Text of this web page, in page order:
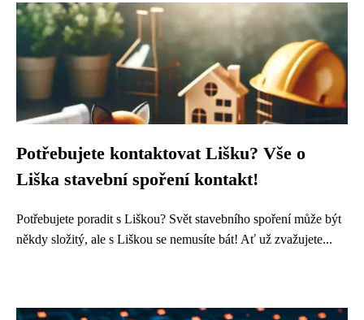
Potřebujete kontaktovat Lišku? Vše o
Liška stavební spoření kontakt!
Potřebujete poradit s Liškou? Svět stavebního spoření může být
někdy složitý, ale s Liškou se nemusíte bát! Ať už zvažujete...